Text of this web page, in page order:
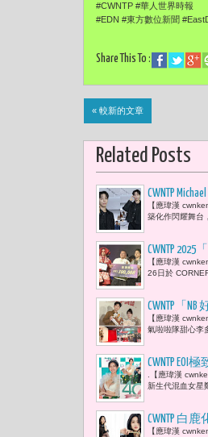
#CWNTP #華人世界時報
#EDN #東方數位新聞
Share This To :
« 較新的文章
Related Posts
CWNTP
【應瑋漢
築化作閃耀舞台
CWNTP
之作〈擬
【應瑋漢
26日於
CWNTP「
【應瑋漢
氣啦啦隊甜心李
CWNTP
身
.【應瑋漢
新生代混血女星
CWNTP 白鹿
【應瑋漢